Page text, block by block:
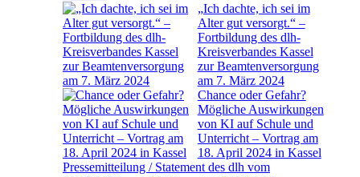
„Ich dachte, ich sei im
Alter gut versorgt.“ –
Fortbildung des dlh-
Kreisverbandes Kassel
zur Beamtenversorgung
am 7. März 2024
Chance oder Gefahr?
Mögliche Auswirkungen
von KI auf Schule und
Unterricht – Vortrag am
18. April 2024 in Kassel
Pressemitteilung / Statement des dlh vom